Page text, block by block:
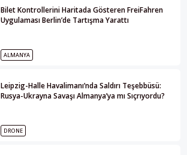
Bilet Kontrollerini Haritada Gösteren FreiFahren
Uygulaması Berlin’de Tartışma Yarattı
ALMANYA
Leipzig-Halle Havalimanı’nda Saldırı Teşebbüsü:
Rusya-Ukrayna Savaşı Almanya’ya mı Sıçrıyordu?
DRONE